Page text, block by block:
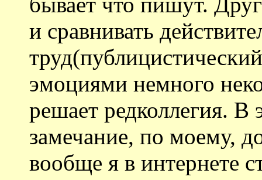
и сравнивать
эмоциями немного
решает редколлегия.
замечание, по моему,
вообще я в интернете